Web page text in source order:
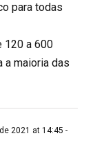
para todas
120 a 600
a maioria das
2021 at 14:45 -